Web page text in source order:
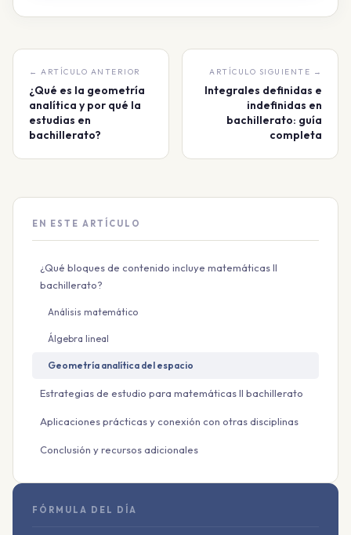
← ARTÍCULO ANTERIOR
¿Qué es la geometría
analítica y por qué la
estudias en
bachillerato?
ARTÍCULO SIGUIENTE →
Integrales definidas e
indefinidas en
bachillerato: guía
completa
EN ESTE ARTÍCULO
¿Qué bloques de contenido incluye matemáticas II
bachillerato?
Análisis matemático
Álgebra lineal
Geometría analítica del espacio
Estrategias de estudio para matemáticas II bachillerato
Aplicaciones prácticas y conexión con otras disciplinas
Conclusión y recursos adicionales
FÓRMULA DEL DÍA